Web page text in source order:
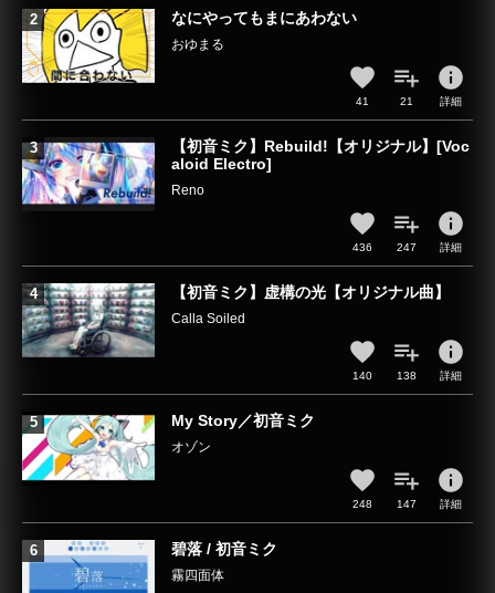
なにやってもまにあわない
おゆまる
41 21
info
詳細
【初音ミク】Rebuild!【オリジナル】[Voc
aloid Electro]
Reno
436 247
info
詳細
【初音ミク】虚構の光【オリジナル曲】
Calla Soiled
140 138
info
詳細
My Story／初音ミク
オゾン
248 147
info
詳細
碧落 / 初音ミク
霧四面体